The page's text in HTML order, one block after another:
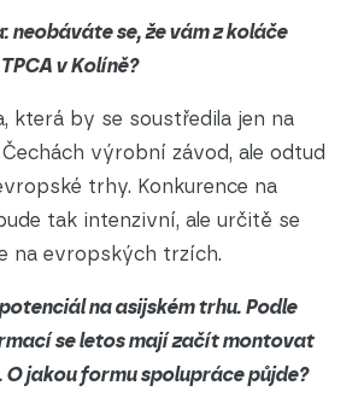
se, že vám z koláče
v Kolíně?
která by se soustředila jen na
výrobní závod, ale odtud
trhy. Konkurence na
tak intenzivní, ale určitě se
na evropských trzích.
na asijském trhu. Podle
se letos mají začít montovat
O jakou formu spolupráce půjde?